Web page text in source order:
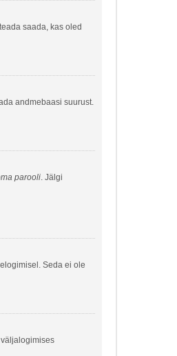
saada, kas oled
andmebaasi suurust.
parooli. Jälgi
Seda ei ole